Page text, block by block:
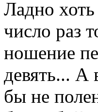
Ладно
число раз
ношение
девять... А
бы не